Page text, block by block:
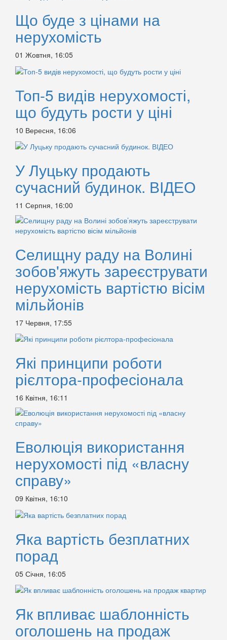
Що буде з цінами на
нерухомість
01 Жовтня, 16:05
Топ-5 видів нерухомості,
що будуть рости у ціні
10 Вересня, 16:06
У Луцьку продають
сучасний будинок. ВІДЕО
11 Серпня, 16:00
Селищну раду на Волині
зобов'яжуть зареєструвати
нерухомість вартістю вісім
мільйонів
17 Червня, 17:55
Які принципи роботи
рієлтора-професіонала
16 Квітня, 16:11
Еволюція використання
нерухомості під «власну
справу»
09 Квітня, 16:10
Яка вартість безплатних
порад
05 Січня, 16:05
Як впливає шаблонність
оголошень на продаж